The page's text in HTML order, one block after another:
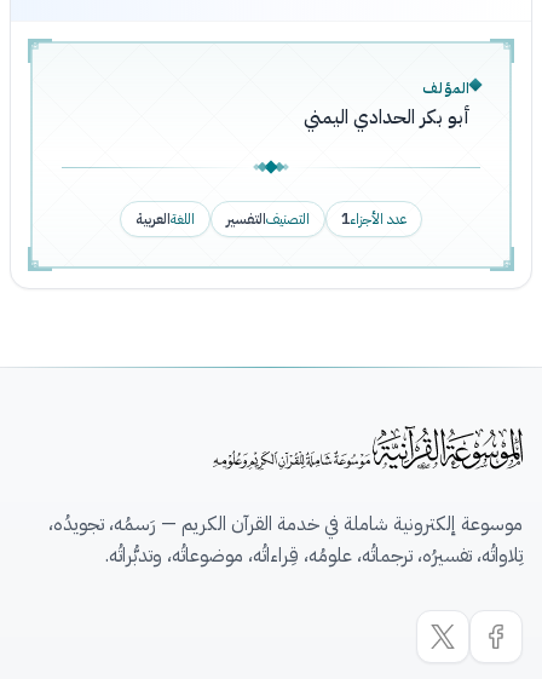
المؤلف
أبو بكر الحدادي اليمني
عدد الأجزاء1 التصنيفالتفسير اللغةالعربية
موسوعة إلكترونية شاملة في خدمة القرآن الكريم — رَسمُه، تجويدُه،
تِلاواتُه، تفسيرُه، ترجماتُه، علومُه، قِراءاتُه، موضوعاتُه، وتدبُّراتُه.